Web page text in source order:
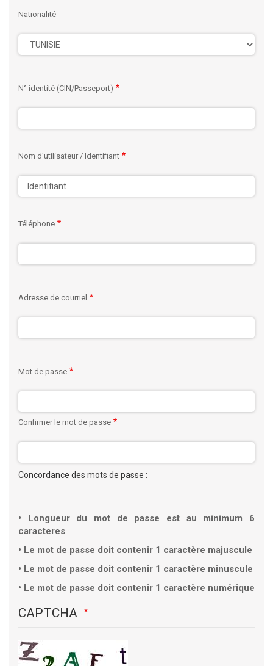
Nationalité
N° identité (CIN/Passeport)
Nom d'utilisateur / Identifiant
Téléphone
Adresse de courriel
Mot de passe
Confirmer le mot de passe
Concordance des mots de passe :
Longueur du mot de passe est au minimum 6
caracteres
Le mot de passe doit contenir 1 caractère majuscule
Le mot de passe doit contenir 1 caractère minuscule
Le mot de passe doit contenir 1 caractère numérique
CAPTCHA